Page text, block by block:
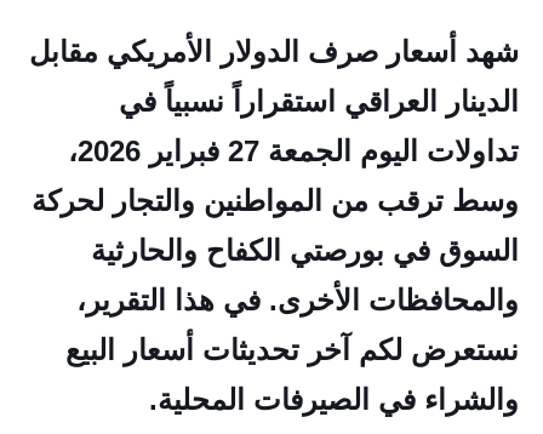
شهد أسعار صرف الدولار الأمريكي مقابل
الدينار العراقي استقراراً نسبياً في
تداولات اليوم الجمعة 27 فبراير 2026،
وسط ترقب من المواطنين والتجار لحركة
السوق في بورصتي الكفاح والحارثية
والمحافظات الأخرى. في هذا التقرير،
نستعرض لكم آخر تحديثات أسعار البيع
والشراء في الصيرفات المحلية.